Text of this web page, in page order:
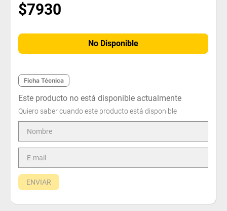
$7930
No Disponible
Ficha Técnica
Este producto no está disponible actualmente
Quiero saber cuando este producto está disponible
ENVIAR